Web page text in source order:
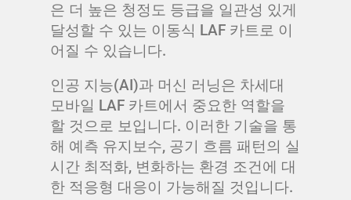
은 더 높은 청정도 등급을 일관성 있게
달성할 수 있는 이동식 LAF 카트로 이
어질 수 있습니다.
인공 지능(AI)과 머신 러닝은 차세대
모바일 LAF 카트에서 중요한 역할을
할 것으로 보입니다. 이러한 기술을 통
해 예측 유지보수, 공기 흐름 패턴의 실
시간 최적화, 변화하는 환경 조건에 대
한 적응형 대응이 가능해질 것입니다.
ES
PL
TR